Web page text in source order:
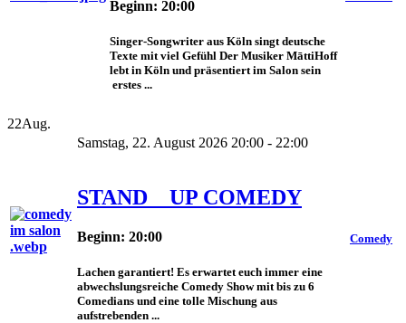
Beginn: 20:00
Singer-Songwriter aus Köln singt deutsche
Texte mit viel Gefühl Der Musiker MāttiHoff
lebt in Köln und präsentiert im Salon sein
erstes ...
22Aug.
Samstag, 22. August 2026 20:00 - 22:00
STAND _ UP COMEDY
Beginn: 20:00
Lachen garantiert! Es erwartet euch immer eine
abwechslungsreiche Comedy Show mit bis zu 6
Comedians und eine tolle Mischung aus
aufstrebenden ...
Comedy